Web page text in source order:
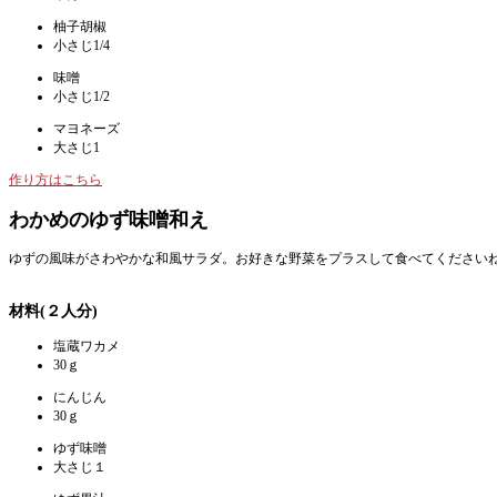
柚子胡椒
小さじ1/4
味噌
小さじ1/2
マヨネーズ
大さじ1
作り方はこちら
わかめのゆず味噌和え
ゆずの風味がさわやかな和風サラダ。お好きな野菜をプラスして食べてください
材料(２人分)
塩蔵ワカメ
30ｇ
にんじん
30ｇ
ゆず味噌
大さじ１